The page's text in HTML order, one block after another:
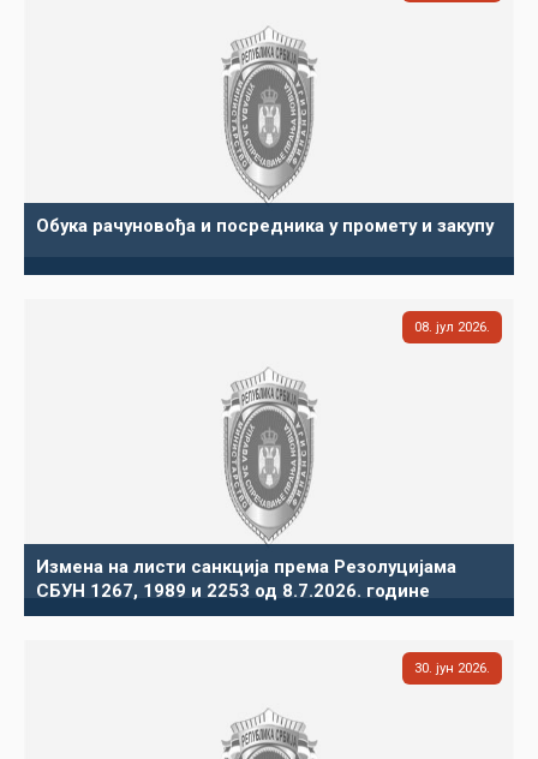
Обука рачуновођа и посредника у промету и закупу
08 јул 2026
Измена на листи санкција према Резолуцијама
СБУН 1267, 1989 и 2253 од 8.7.2026. године
30 јун 2026